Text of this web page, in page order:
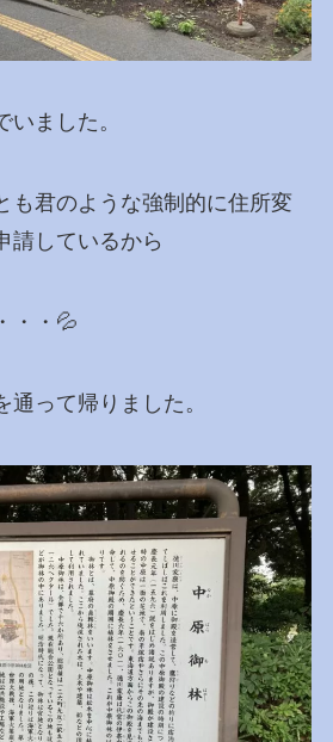
ました。
も君のような強制的に住所変
請しているから
・・💦
って帰りました。